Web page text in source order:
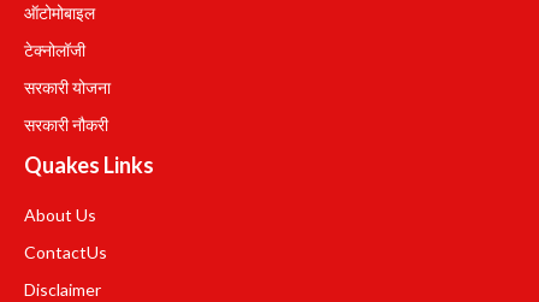
ऑटोमोबाइल
टेक्नोलॉजी
सरकारी योजना
सरकारी नौकरी
Quakes Links
About Us
ContactUs
Disclaimer